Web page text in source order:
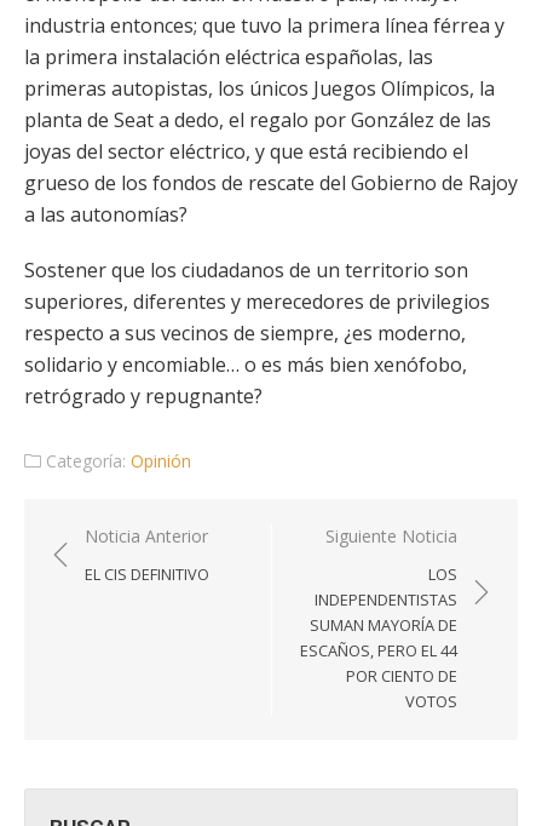
industria entonces; que tuvo la primera línea férrea y
la primera instalación eléctrica españolas, las
primeras autopistas, los únicos Juegos Olímpicos, la
planta de Seat a dedo, el regalo por González de las
joyas del sector eléctrico, y que está recibiendo el
grueso de los fondos de rescate del Gobierno de Rajoy
a las autonomías?
Sostener que los ciudadanos de un territorio son
superiores, diferentes y merecedores de privilegios
respecto a sus vecinos de siempre, ¿es moderno,
solidario y encomiable… o es más bien xenófobo,
retrógrado y repugnante?
Categoría: Opinión
Navegación
de
Noticia Anterior
EL CIS DEFINITIVO
Siguiente Noticia
LOS
INDEPENDENTISTAS
SUMAN MAYORÍA DE
ESCAÑOS, PERO EL 44
POR CIENTO DE
VOTOS